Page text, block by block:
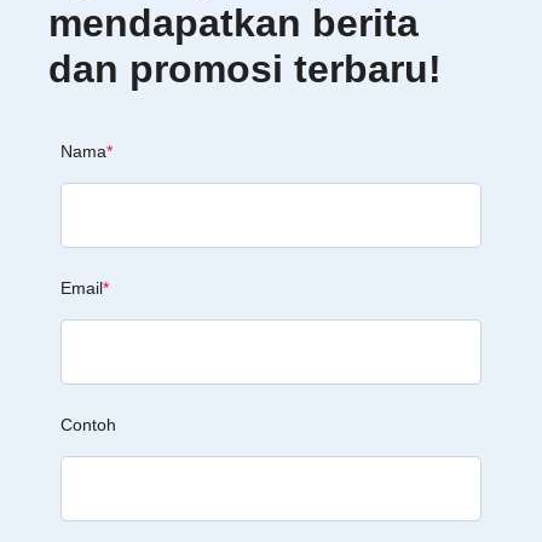
mendapatkan berita
dan promosi terbaru!
Nama*
Email*
Contoh